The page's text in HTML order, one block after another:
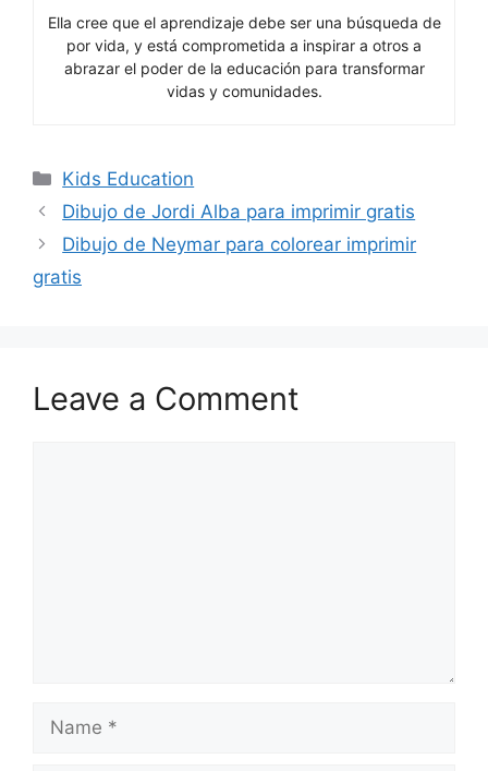
Ella cree que el aprendizaje debe ser una búsqueda de
por vida, y está comprometida a inspirar a otros a
abrazar el poder de la educación para transformar
vidas y comunidades.
Categories
Kids Education
Dibujo de Jordi Alba para imprimir gratis
Dibujo de Neymar para colorear imprimir
gratis
Leave a Comment